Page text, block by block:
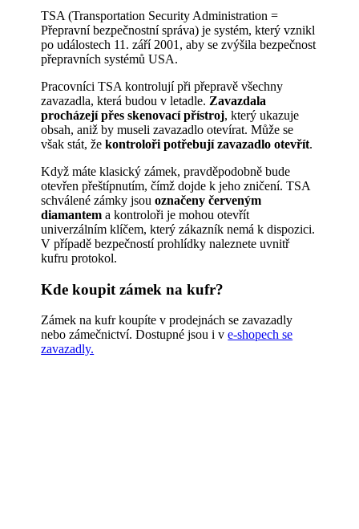
TSA (Transportation Security Administration =
Přepravní bezpečnostní správa) je systém, který vznikl
po událostech 11. září 2001, aby se zvýšila bezpečnost
přepravních systémů USA.
Pracovníci TSA kontrolují při přepravě všechny
zavazadla, která budou v letadle. Zavazdala
procházejí přes skenovací přístroj, který ukazuje
obsah, aniž by museli zavazadlo otevírat. Může se
však stát, žekontroloři potřebují zavazadlo otevřít.
Když máte klasický zámek, pravděpodobně bude
otevřen přeštípnutím, čímž dojde k jeho zničení. TSA
schválené zámky jsouoznačeny červeným
diamantem a kontroloři je mohou otevřít
univerzálním klíčem, který zákazník nemá k dispozici.
V případě bezpečností prohlídky naleznete uvnitř
kufru protokol.
Kde koupit zámek na kufr?
Zámek na kufr koupíte v prodejnách se zavazadly
nebo zámečnictví. Dostupné jsou i ve-shopech se
zavazadly.